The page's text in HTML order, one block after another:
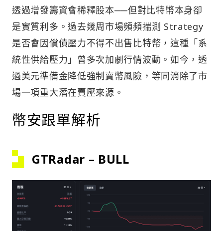
透過增發籌資會稀釋股本──但對比特幣本身卻
是實質利多。過去幾周市場頻頻揣測 Strategy
是否會因償債壓力不得不出售比特幣，這種「系
統性供給壓力」曾多次加劇行情波動。如今，透
過美元準備金降低強制賣幣風險，等同消除了市
場一項重大潛在賣壓來源。
幣安跟單解析
GTRadar – BULL